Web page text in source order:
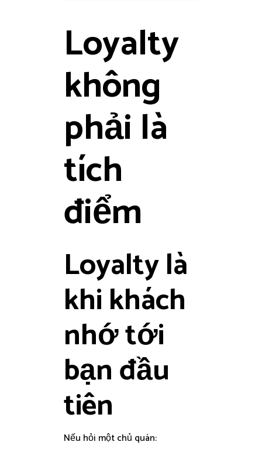
Loyalty
không
phải là
tích
điểm
Loyalty là
khi khách
nhớ tới
bạn đầu
tiên
Nếu hỏi một chủ quán: